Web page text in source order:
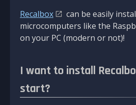
Recalbox
can be easily
microcomputers like the
on your PC (modern or not)!
I want to install
start?